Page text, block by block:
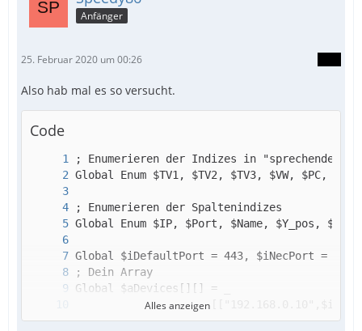
Anfänger
25. Februar 2020 um 00:26
Also hab mal es so versucht.
Code
Alles anzeigen